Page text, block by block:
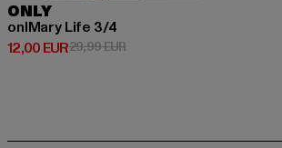
ONLY
onlMary Life 3/4
12,00 EUR
Derzeitiger Preis: 12,00 EUR
29,99 EURAktionspreis: 29,99 EUR